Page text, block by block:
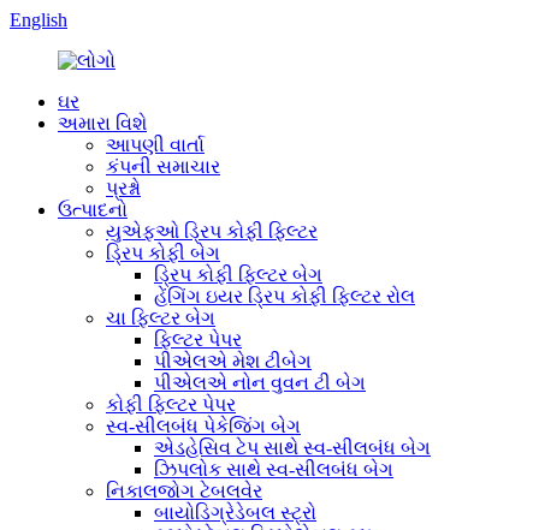
English
ઘર
અમારા વિશે
આપણી વાર્તા
કંપની સમાચાર
પ્રશ્નો
ઉત્પાદનો
યુએફઓ ડ્રિપ કોફી ફિલ્ટર
ડ્રિપ કોફી બેગ
ડ્રિપ કોફી ફિલ્ટર બેગ
હેંગિંગ ઇયર ડ્રિપ કોફી ફિલ્ટર રોલ
ચા ફિલ્ટર બેગ
ફિલ્ટર પેપર
પીએલએ મેશ ટીબેગ
પીએલએ નોન વુવન ટી બેગ
કોફી ફિલ્ટર પેપર
સ્વ-સીલબંધ પેકેજિંગ બેગ
એડહેસિવ ટેપ સાથે સ્વ-સીલબંધ બેગ
ઝિપલોક સાથે સ્વ-સીલબંધ બેગ
નિકાલજોગ ટેબલવેર
બાયોડિગ્રેડેબલ સ્ટ્રો